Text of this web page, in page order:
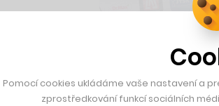
tří měsíců o osm procent vyšší než v
měly e-shopy napříč všemi
firmy.
Pomocí cookies ukládáme vaše nastavení a
zprostředkování funkcí sociálních